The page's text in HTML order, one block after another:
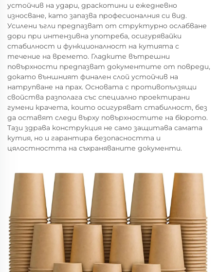
устойчив на удари, драскотини и ежедневно
износване, като запазва професионалния си вид.
Усилени ъгли предпазват от структурно ослабване
дори при интензивна употреба, осигурявайки
стабилност и функционалност на кутията с
течение на времето. Гладките вътрешни
повърхности предпазват документите от повреди,
докато външният финален слой устойчив на
натрупване на прах. Основата с противопълзящи
свойства разполага със специално проектирани
гумени крачета, които осигуряват стабилност, без
да оставят следи върху повърхностите на бюрото.
Тази здрава конструкция не само защитава самата
кутия, но и гарантира безопасността и
цялостността на съхраняваните документи.